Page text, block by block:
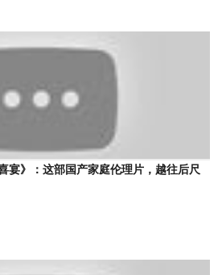
宴》：这部国产家庭伦理片，越往后尺